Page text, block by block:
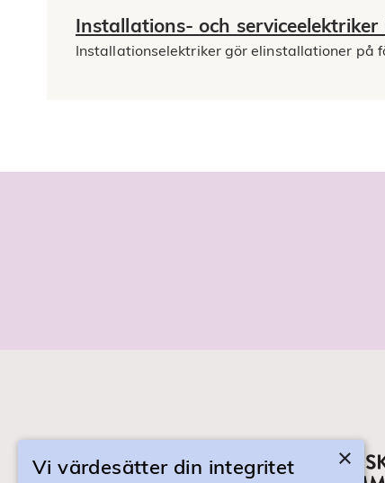
Installations- och
Installationselektriker gör elinstallationer på
×
Vi värdesätter din integritet